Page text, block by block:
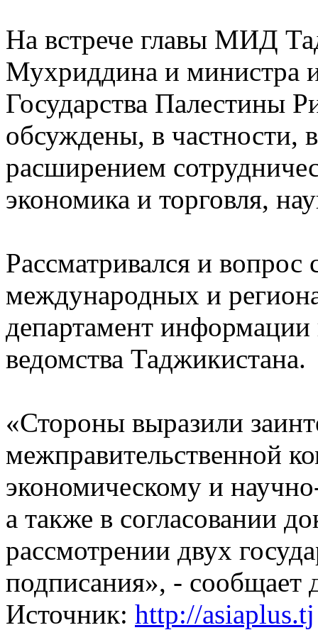
На встрече главы МИД
Мухриддина и министра
Государства Палестины
обсуждены, в частности,
расширением
экономика и торговля,
Рассматривался и вопрос
международных и
департамент
ведомства Таджикистана.
«Стороны выразили
межправительственной
экономическому и
а также в согласовании
рассмотрении двух
подписания», - сообщает
Источник: http://asiaplus.tj